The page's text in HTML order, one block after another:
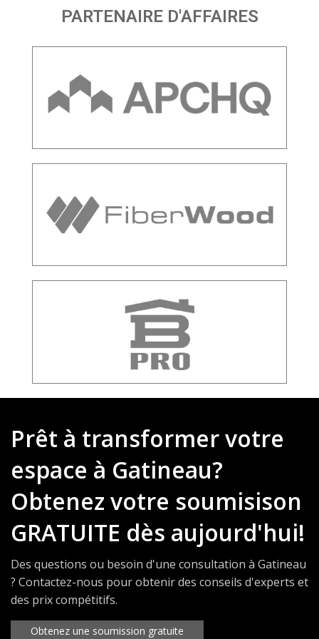
PARTENAIRE D'AFFAIRES
Prêt à transformer votre
espace à Gatineau?
Obtenez votre soumisison
GRATUITE dès aujourd'hui!
Des questions ou besoin d'une consultation à Gatineau
? Contactez-nous pour obtenir des conseils d'experts et
des prix compétitifs.
Obtenez une soumission gratuite